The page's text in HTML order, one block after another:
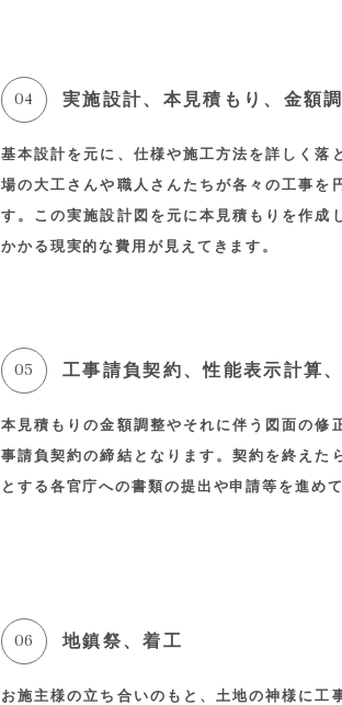
04 実施設計、本見積もり、金額
基本設計を元に、仕様や施工方法を詳しく落
場の大工さんや職人さんたちが各々の工事を
す。この実施設計図を元に本見積もりを作成
かかる現実的な費用が見えてきます。
05 工事請負契約、性能表示計算
本見積もりの金額調整やそれに伴う図面の修
事請負契約の締結となります。契約を終えた
とする各官庁への書類の提出や申請等を進めて
06 地鎮祭、着工
お施主様の立ち合いのもと、土地の神様に工